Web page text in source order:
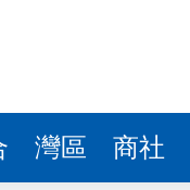
灣區 商社